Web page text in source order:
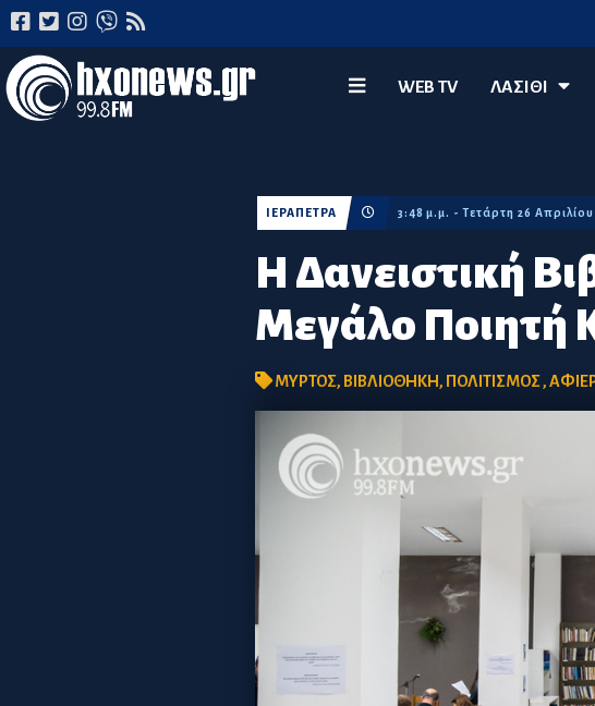
WEB TV ΛΑΣΊΘΙ
Η Δανειστική
Μεγάλο Ποιητή
ΙΕΡΑΠΕΤΡΑ 3:48 μ.μ. - Τετάρτη 26 Απριλίου
ΜΥΡΤΟΣ, ΒΙΒΛΙΟΘΗΚΗ, ΠΟΛΙΤΙΣΜΟΣ,